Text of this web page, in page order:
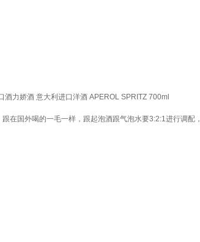
酒力娇酒 意大利进口洋酒 APEROL SPRITZ 700ml
在国外喝的一毛一样，跟起泡酒跟气泡水要3:2:1进行调配